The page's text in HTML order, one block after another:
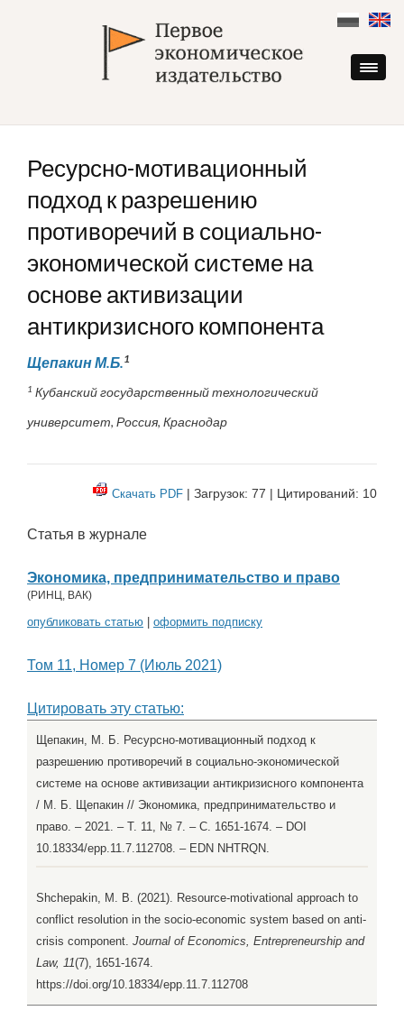
content
Ресурсно-мотивационный
подход к разрешению
противоречий в социально-
экономической системе на
основе активизации
антикризисного компонента
Щепакин М.Б.1
1 Кубанский государственный технологический
университет, Россия, Краснодар
Скачать PDF | Загрузок: 77 | Цитирований: 10
Статья в журнале
Экономика, предпринимательство и право
(РИНЦ, ВАК)
опубликовать статью оформить подписку
Том 11, Номер 7 (Июль 2021)
Цитировать эту статью:
Щепакин, М. Б. Ресурсно-мотивационный подход к
разрешению противоречий в социально-экономической
системе на основе активизации антикризисного компонента
/ М. Б. Щепакин // Экономика, предпринимательство и
право. – 2021. – Т. 11, № 7. – С. 1651-1674. – DOI
10.18334/epp.11.7.112708. – EDN NHTRQN.
Shchepakin, M. B. (2021). Resource-motivational approach to
conflict resolution in the socio-economic system based on anti-
crisis component. Journal of Economics, Entrepreneurship and
Law, 11(7), 1651-1674.
https://doi.org/10.18334/epp.11.7.112708